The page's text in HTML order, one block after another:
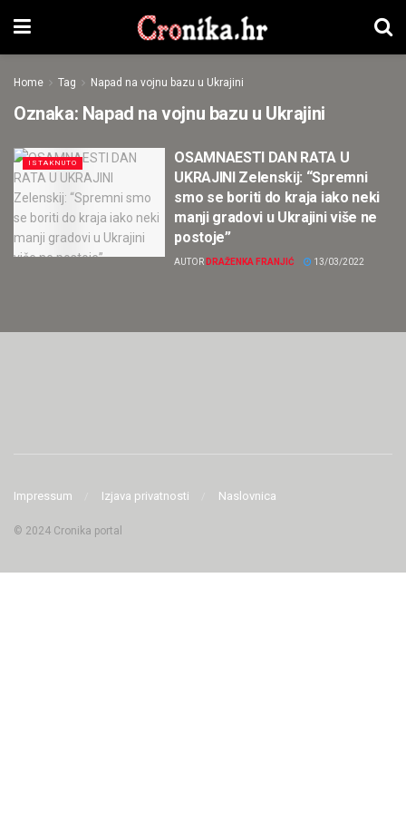
Home Tag Napad na vojnu bazu u Ukrajini
Oznaka: Napad na vojnu bazu u Ukrajini
ISTAKNUTO
OSAMNAESTI DAN RATA U
UKRAJINI Zelenskij: “Spremni
smo se boriti do kraja iako neki
manji gradovi u Ukrajini više ne
postoje”
AUTOR DRAŽENKA FRANJIĆ 13/03/2022
Impressum Izjava privatnosti Naslovnica
© 2024 Cronika portal